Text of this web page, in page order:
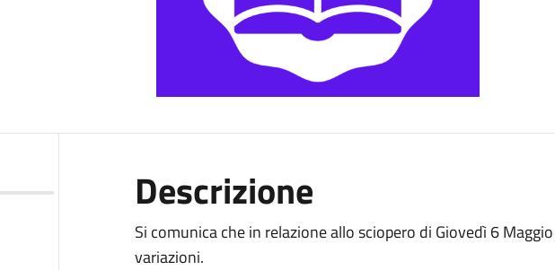
Descrizione
Si comunica che in relazione allo sciopero di Giovedì 6
variazioni.